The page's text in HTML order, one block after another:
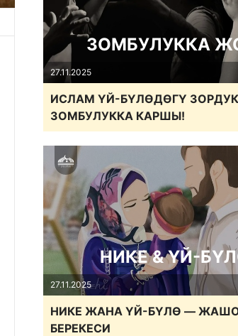
ЗОМБУЛУККА
27.11.2025
ИСЛАМ ҮЙ-БҮЛӨДӨГҮ
ЗОМБУЛУККА КАРШЫ!
НИКЕ & ҮЙ-
27.11.2025
НИКЕ ЖАНА ҮЙ-БҮЛӨ —
БЕРЕКЕСИ